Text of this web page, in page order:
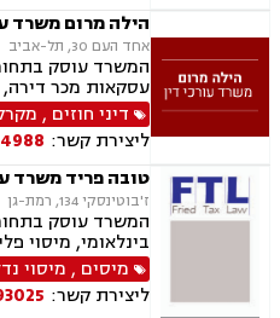
הילה מרום משרד
אחד העם 30, תל-אביב
המשרד עוסק
עסקאות מכר דירה,
מיסוי מקרקעין,
נוטריון.
דיני חוזים ,
ליצירת קשר:
טובה פריד משרד
ז'בוטינסקי 134, רמת-גן
המשרד עוסק
בינלאומי, מיסוי
רישום חברות,
בעלי מניות,
עיזבונות, ייפוי
מיסים , מיסוי
ליצירת קשר: